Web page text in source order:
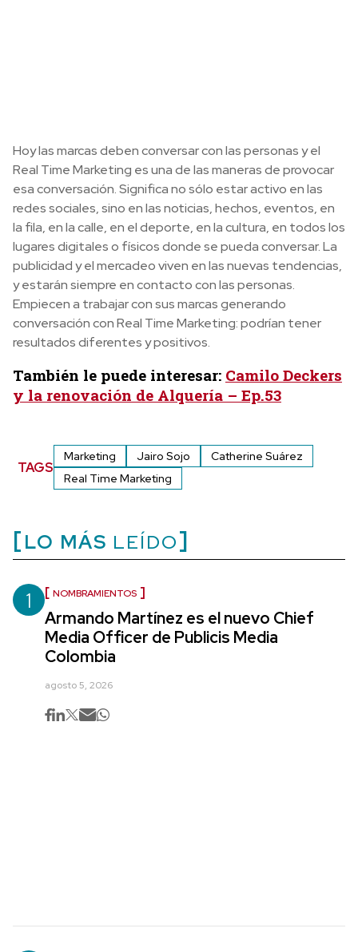
Hoy las marcas deben conversar con las personas y el
Real Time Marketing es una de las maneras de provocar
esa conversación. Significa no sólo estar activo en las
redes sociales, sino en las noticias, hechos, eventos, en
la fila, en la calle, en el deporte, en la cultura, en todos los
lugares digitales o físicos donde se pueda conversar. La
publicidad y el mercadeo viven en las nuevas tendencias,
y estarán siempre en contacto con las personas.
Empiecen a trabajar con sus marcas generando
conversación con Real Time Marketing: podrían tener
resultados diferentes y positivos.
También le puede interesar: Camilo Deckers
y la renovación de Alquería – Ep.53
TAGS
Marketing Jairo Sojo
Catherine Suárez
Real Time Marketing
LO MÁS LEÍDO
1 NOMBRAMIENTOS
Armando Martínez es el nuevo Chief
Media Officer de Publicis Media
Colombia
agosto 5, 2026